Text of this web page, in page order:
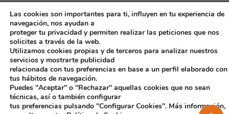
Idiomas para empresas
Otros servicios
Contacta / Trabaja con nosotros
Política de privacidad
Aviso Legal y Normas del Blog
Canal ético
Política de cookies
Política de Redes Sociales
Las cookies son importantes para ti, influyen en tu experiencia de
navegación, nos ayudan a
proteger tu privacidad y permiten realizar las peticiones que nos
solicites a través de la web.
Utilizamos cookies propias y de terceros para analizar nuestros
servicios y mostrarte publicidad
relacionada con tus preferencias en base a un perfil elaborado con
tus hábitos de navegación.
Puedes "Aceptar" o "Rechazar" aquellas cookies que no sean
técnicas, así o también configurar
tus preferencias pulsando "Configurar Cookies". Más información,